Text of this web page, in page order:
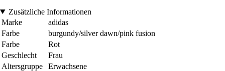
Zusätzliche Informationen
Marke
adidas
Farbe
burgundy/silver dawn/pink fusion
Farbe
Rot
Geschlecht
Frau
Altersgruppe
Erwachsene